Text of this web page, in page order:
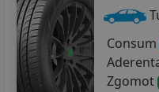
Consum
Zgomot